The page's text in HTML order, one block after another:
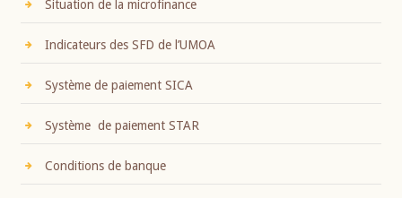
Situation de la microfinance
Indicateurs des SFD de l’UMOA
Système de paiement SICA
Système de paiement STAR
Conditions de banque